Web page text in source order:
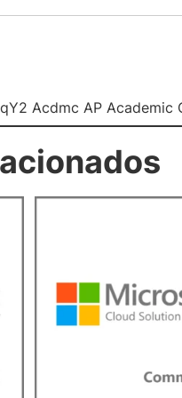
Acdmc AP Academic